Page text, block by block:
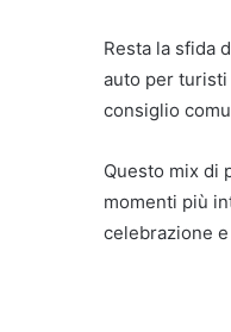
Resta la sfida
auto per turisti
consiglio
Questo mix di
momenti più
celebrazione